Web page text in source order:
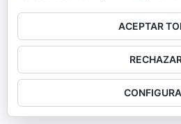
Ordenanza piscina municipal,
otros servicios
Ordenanza municipal de
Ordenanza municipal de
ACEPTAR